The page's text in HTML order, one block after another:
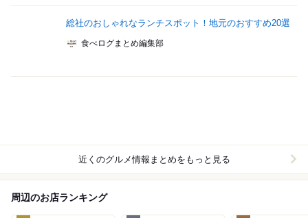
総社のおしゃれなランチスポット！地元のおすすめ20選
食べログまとめ編集部
近くのグルメ情報まとめをもっと見る
周辺のお店ランキング